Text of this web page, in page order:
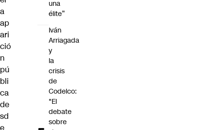
a
ap
ari
ció
n
pú
bli
ca
de
sd
e
una
élite”
Iván
Arriagada
y
la
crisis
de
Codelco:
"El
debate
sobre